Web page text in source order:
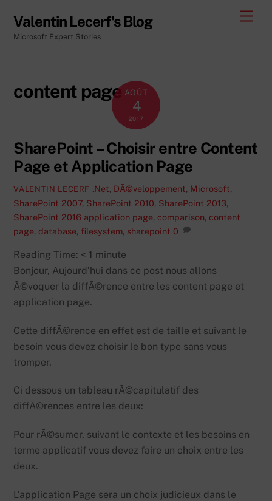
content
Valentin Lecerf's Blog
Microsoft Expert Stories
content page AOÛT
4
2017
SharePoint – Choisir entre Content
Page et Application Page
VALENTIN LECERF .Net, DÃ©veloppement, Microsoft,
SharePoint 2007, SharePoint 2010, SharePoint 2013,
SharePoint 2016 application page, comparison, content
page, database, filesystem, sharepoint 0
Reading Time: < 1 minute
Bonjour, Aujourd’hui dans ce post nous allons
Ã©voquer la diffÃ©rence entre les content page et
application page.
Cette diffÃ©rence en effet est de taille et suivant le
besoin vous devez choisir le bon type sans vous
tromper.
Ci dessous un tableau rÃ©capitulatif des
diffÃ©rences entre les deux:
Pour rÃ©sumer, suivant le contexte et les besoins en
terme applicatif vous devez faire un choix entre les
deux.
L’application Page sera un choix judicieux dans le